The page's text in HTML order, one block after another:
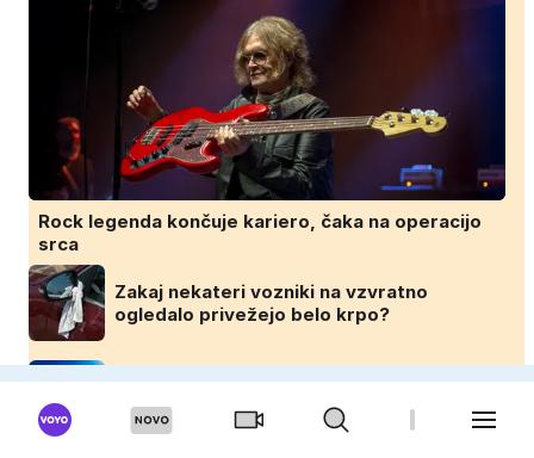
Rock legenda končuje kariero, čaka na operacijo
srca
Zakaj nekateri vozniki na vzvratno
ogledalo privežejo belo krpo?
Skoraj nevidna v vodi, smrtonosna ob
stiku: pazite na to meduzo